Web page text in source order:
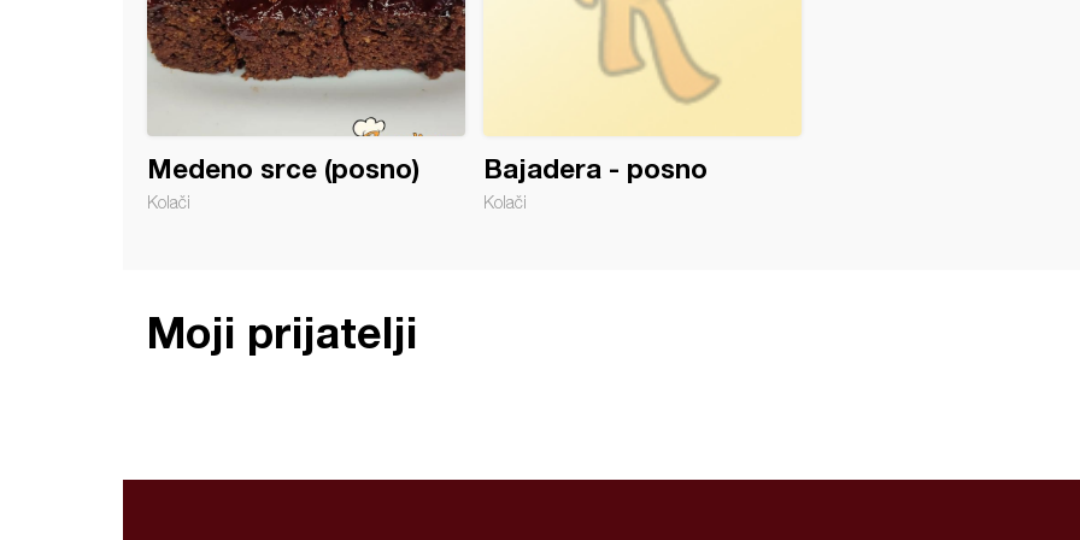
Medeno srce (posno)
Kolači
Bajadera - posno
Kolači
Moji prijatelji